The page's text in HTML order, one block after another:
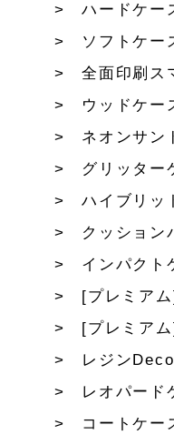
ハードケー
ソフトケー
全面印刷ス
ウッドケー
ネオンサン
グリッター
ハイブリッ
クッション
インパクト
[プレミア
[プレミア
レジン
レオパード
コートケー